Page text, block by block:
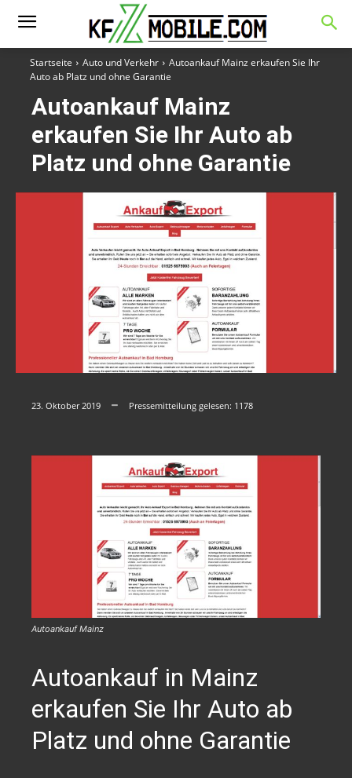
Startseite Auto und Verkehr
Autoankauf Mainz erkaufen Sie Ihr
Auto ab Platz und ohne Garantie
Autoankauf Mainz
erkaufen Sie Ihr Auto ab
Platz und ohne Garantie
23. Oktober 2019 Pressemitteilung gelesen: 1178
Autoankauf Mainz
Autoankauf in Mainz
erkaufen Sie Ihr Auto ab
Platz und ohne Garantie